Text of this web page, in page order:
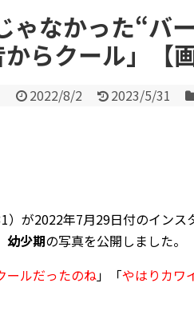
ゃなかった“バ
らクール」【画
2022/8/2 2023/5/31
）が2022年7月29日付のインス
幼少期の写真を公開しました。
ールだったのね」「やはりカワ